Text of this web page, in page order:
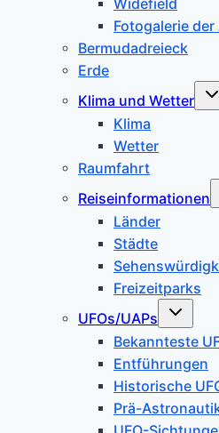
Fotogalerie
Bermudadreieck
Erde
Klima und Wetter
Klima
Wetter
Raumfahrt
Reiseinformationen
Länder
Städte
Freizeitparks
UFOs/UAPs
Untermenü
Bekannteste
Entführungen
Historische
Prä-